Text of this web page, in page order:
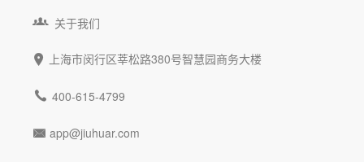
 关于我们
 上海市闵行区莘松路380号智慧园商务大楼
 400-615-4799
 app@jiuhuar.com